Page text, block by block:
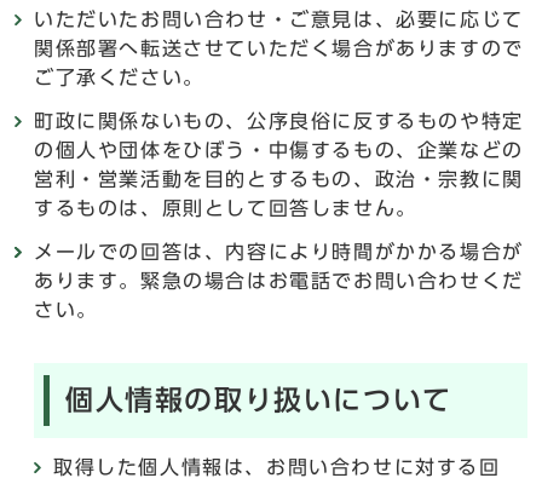
いただいたお問い合わせ・ご意見は、必要に応じて
関係部署へ転送させていただく場合がありますので
ご了承ください。
町政に関係ないもの、公序良俗に反するものや特定
の個人や団体をひぼう・中傷するもの、企業などの
営利・営業活動を目的とするもの、政治・宗教に関
するものは、原則として回答しません。
メールでの回答は、内容により時間がかかる場合が
あります。緊急の場合はお電話でお問い合わせくだ
さい。
個人情報の取り扱いについて
取得した個人情報は、お問い合わせに対する回